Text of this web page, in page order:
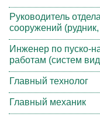
Руководитель
сооружений
Инженер по пуско-
работам (систем
Главный технолог
Главный механик